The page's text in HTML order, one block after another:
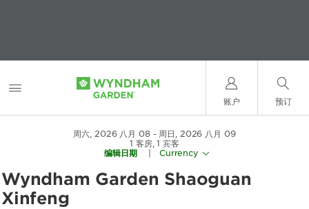
账户 预订
周六, 2026 八月 08
周日, 2026 八月 09
1 客房,1 宾客
编辑日期
Currency
Wyndham Garden Shaoguan
Xinfeng